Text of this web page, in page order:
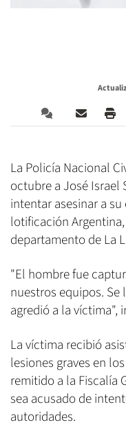
La Policía Nacional
octubre a José Israel
intentar asesinar a
lotificación
departamento de La
"El hombre fue
nuestros equipos.
agredió a la víctima",
La víctima recibió
lesiones graves en
remitido a la Fiscalía
sea acusado de
autoridades.